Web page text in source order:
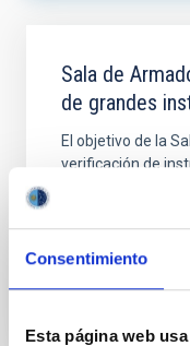
Consentimiento
Esta página web
Sala de
de grandes
El objetivo de la
verificación de
José Miguel